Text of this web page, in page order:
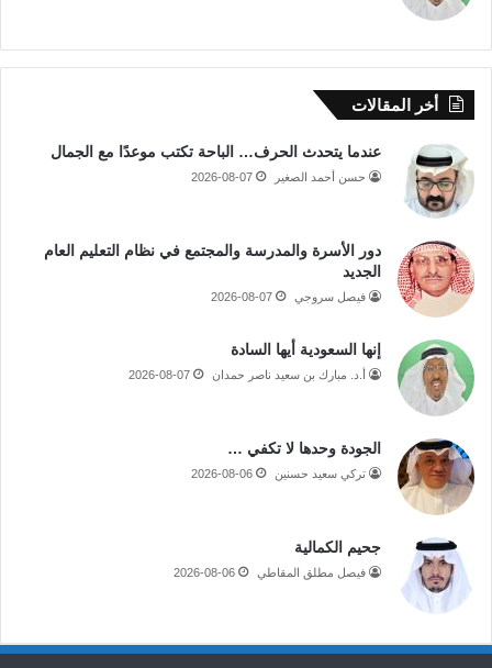
أخر المقالات
عندما يتحدث الحرف… الباحة تكتب موعدًا مع الجمال
حسن أحمد الصغير 2026-08-07
دور الأسرة والمدرسة والمجتمع في نظام التعليم العام
الجديد
فيصل سروجي 2026-08-07
إنها السعودية أيها السادة
أ.د. مبارك بن سعيد ناصر حمدان 2026-08-07
الجودة وحدها لا تكفي …
تركي سعيد حسنين 2026-08-06
جحيم الكمالية
فيصل مطلق المقاطي 2026-08-06